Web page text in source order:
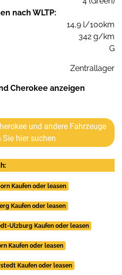
nach WLTP:
14,9 l/100km
342 g/km
G
Zentrallager
Cherokee anzeigen
und andere Fahrzeuge
Sie hier suchen
Kaufen oder leasen
Kaufen oder leasen
Ulzburg Kaufen oder leasen
Kaufen oder leasen
Kaufen oder leasen